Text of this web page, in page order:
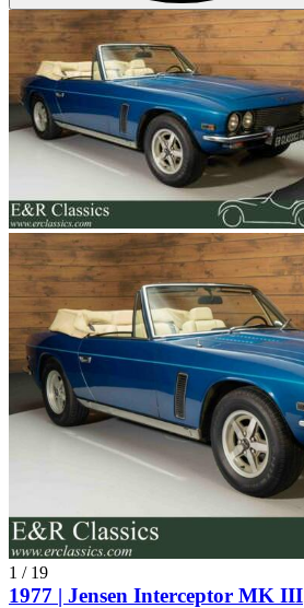
1 / 19
1977 | Jensen Interceptor MK III